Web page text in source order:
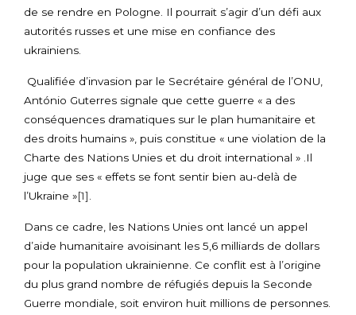
de se rendre en Pologne. Il pourrait s’agir d’un défi aux
autorités russes et une mise en confiance des
ukrainiens.
Qualifiée d’invasion par le Secrétaire général de l’ONU,
António Guterres signale que cette guerre « a des
conséquences dramatiques sur le plan humanitaire et
des droits humains », puis constitue « une violation de la
Charte des Nations Unies et du droit international » .Il
juge que ses « effets se font sentir bien au-delà de
l’Ukraine »[1]
Dans ce cadre, les Nations Unies ont lancé un appel
d’aide humanitaire avoisinant les 5,6 milliards de dollars
pour la population ukrainienne. Ce conflit est à l’origine
du plus grand nombre de réfugiés depuis la Seconde
Guerre mondiale, soit environ huit millions de personnes.